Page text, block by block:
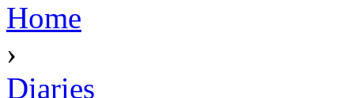
Home
›
Diaries